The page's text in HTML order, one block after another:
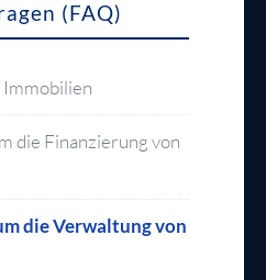
(FAQ)
Immobilien
die Finanzierung von
die Verwaltung von